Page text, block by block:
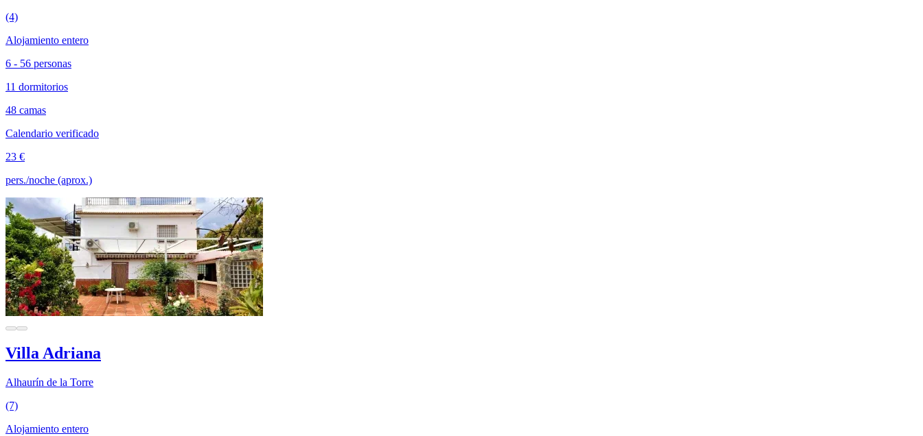
(4)
Alojamiento entero
6 - 56 personas
11 dormitorios
48 camas
Calendario verificado
23 €
pers./noche (aprox.)
Villa Adriana
Alhaurín de la Torre
(7)
Alojamiento entero